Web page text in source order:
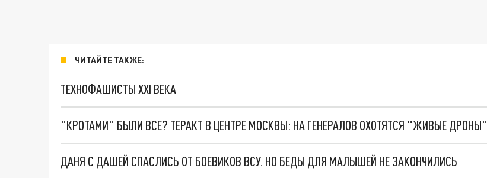
ЧИТАЙТЕ ТАКЖЕ:
ТЕХНОФАШИСТЫ XXI ВЕКА
"КРОТАМИ" БЫЛИ ВСЕ? ТЕРАКТ В ЦЕНТРЕ МОСКВЫ: НА ГЕНЕРАЛОВ ОХОТЯТСЯ "ЖИВЫЕ ДРОНЫ"
ДАНЯ С ДАШЕЙ СПАСЛИСЬ ОТ БОЕВИКОВ ВСУ. НО БЕДЫ ДЛЯ МАЛЫШЕЙ НЕ ЗАКОНЧИЛИСЬ